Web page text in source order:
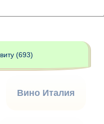
(693)
Вино Италия